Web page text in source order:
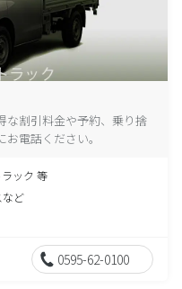
な割引料金や予約、乗り捨
電話ください。
ック 等
など
0595-62-0100